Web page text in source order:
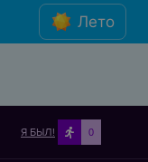
Лето
Я БЫЛ! 0